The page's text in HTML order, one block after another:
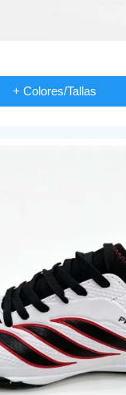
+ Colores/Tallas